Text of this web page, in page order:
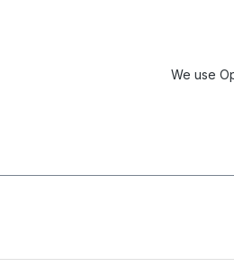
We use